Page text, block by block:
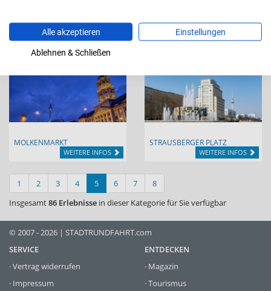
ERNST-REUTER-PLATZ
WEITERE INFOS
KOLLWITZPLATZ
MOLKENMARKT
WEITERE INFOS
STRAUSBERGER PLATZ
WEITERE INFOS
1 2 3 4 5 6 7
8
Insgesamt86 Erlebnisse in dieser Kategorie für Sie verfügbar
© 2007 - 2026 | STADTRUNDFAHRT.com
SERVICE
·Vertrag widerrufen
· Impressum
ENTDECKEN
· Magazin
·Tourismus
Alle akzeptieren Einstellungen
Ablehnen & Schließen